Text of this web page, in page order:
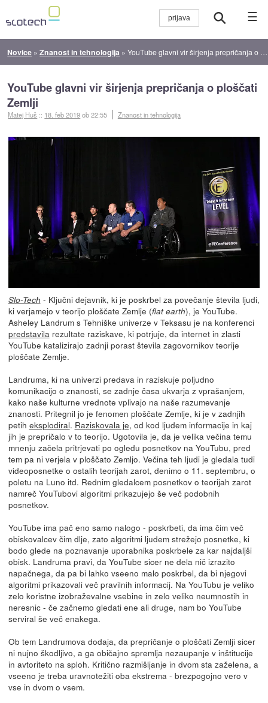
☰
Novice »Znanost in tehnologija »YouTube glavni vir širjenja prepričanja o ploščati Zemlji
YouTube glavni vir širjenja prepričanja o ploščati
Zemlji
Matej Huš :: 18. feb 2019ob 22:55 Znanost in tehnologija
Slo-Tech - Ključni dejavnik, ki je poskrbel za povečanje števila ljudi,
ki verjamejo v teorijo ploščate Zemlje (flat earth), je YouTube.
Asheley Landrum s Tehniške univerze v Teksasu je na konferenci
predstavilarezultate raziskave, ki potrjuje, da internet in zlasti
YouTube katalizirajo zadnji porast števila zagovornikov teorije
ploščate Zemlje.
Landruma, ki na univerzi predava in raziskuje poljudno
komunikacijo o znanosti, se zadnje časa ukvarja z vprašanjem,
kako naše kulturne vrednote vplivajo na naše razumevanje
znanosti. Pritegnil jo je fenomen ploščate Zemlje, ki je v zadnjih
petih eksplodiral. Raziskovala je, od kod ljudem informacije in kaj
jih je prepričalo v to teorijo. Ugotovila je, da je velika večina temu
mnenju začela pritrjevati po ogledu posnetkov na YouTubu, pred
tem pa ni verjela v ploščato Zemljo. Večina teh ljudi je gledala tudi
videoposnetke o ostalih teorijah zarot, denimo o 11. septembru, o
poletu na Luno itd. Rednim gledalcem posnetkov o teorijah zarot
namreč YouTubovi algoritmi prikazujejo še več podobnih
posnetkov.
YouTube ima pač eno samo nalogo - poskrbeti, da ima čim več
obiskovalcev čim dlje, zato algoritmi ljudem strežejo posnetke, ki
bodo glede na poznavanje uporabnika poskrbele za kar najdaljši
obisk. Landruma pravi, da YouTube sicer ne dela nič izrazito
napačnega, da pa bi lahko vseeno malo poskrbel, da bi njegovi
algoritmi prikazovali več pravilnih informacij. Na YouTubu je veliko
zelo koristne izobraževalne vsebine in zelo veliko neumnostih in
neresnic - če začnemo gledati ene ali druge, nam bo YouTube
serviral še več enakega.
Ob tem Landrumova dodaja, da prepričanje o ploščati Zemlji sicer
ni nujno škodljivo, a ga običajno spremlja nezaupanje v inštitucije
in avtoriteto na sploh. Kritično razmišljanje in dvom sta zaželena, a
vseeno je treba uravnotežiti oba ekstrema - brezpogojno vero v
vse in dvom o vsem.